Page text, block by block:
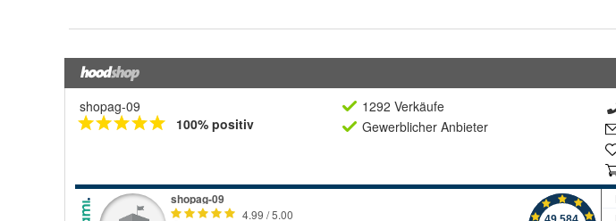
shopag-09
100% positiv
1292 Verkäufe
Gewerblicher Anbieter